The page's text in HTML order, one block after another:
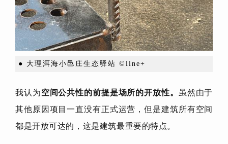
● 大理洱海小邑庄生态驿站 ©line+
我认为空间公共性的前提是场所的开放性。
虽然由于
其他原因项目一直没有正式运营，但是建筑所有空间
都是开放可达的，这是建筑最重要的特点。